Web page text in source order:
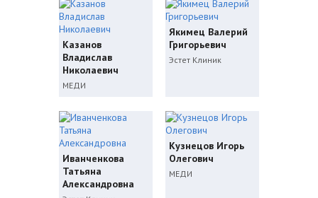
Казанов
Владислав
Николаевич
МЕДИ
Якимец Валерий
Григорьевич
Эстет Клиник
Иванченкова
Татьяна
Александровна
Кузнецов Игорь
Олегович
МЕДИ